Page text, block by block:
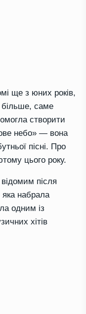
ще з юних років,
саме
створити
небо» — вона
пісні. Про
цього року.
після
яка набрала
одним із
хітів